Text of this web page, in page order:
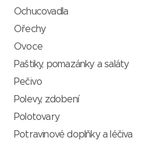
Ochucovadla
Ořechy
Ovoce
Paštiky, pomazánky a saláty
Pečivo
Polevy, zdobení
Polotovary
Potravinové doplňky a léčiva